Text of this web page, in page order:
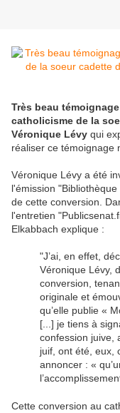
Très beau
catholicisme de la
Véronique Lévy qui
réaliser ce témoignage
Véronique Lévy a été
l'émission
de cette conversion.
l'entretien
Elkabbach explique :
"J’ai, en effet,
Véronique Lévy,
conversion,
originale et
qu’elle publie «
[...] je tiens à
confession juive,
juif, ont été, eux,
annoncer : «
Cette conversion au